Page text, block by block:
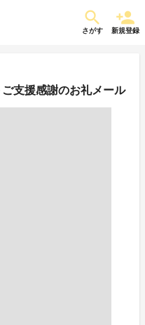
さがす 新規登録
支援感謝のお礼メール